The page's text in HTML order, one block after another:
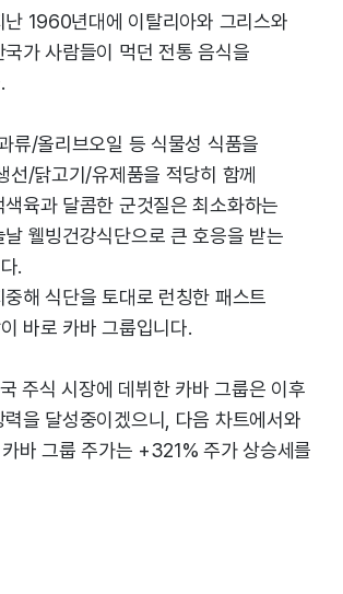
난 1960년대에 이탈리아와 그리스와
가 사람들이 먹던 전통 음식을
류/올리브오일 등 식물성 식품을
선/닭고기/유제품을 적당히 함께
육과 달콤한 군것질은 최소화하는
웰빙건강식단으로 큰 호응을 받는
.
해 식단을 토대로 런칭한 패스트
바로 카바 그룹입니다.
주식 시장에 데뷔한 카바 그룹은 이후
을 달성중이겠으니, 다음 차트에서와
바 그룹 주가는 +321% 주가 상승세를